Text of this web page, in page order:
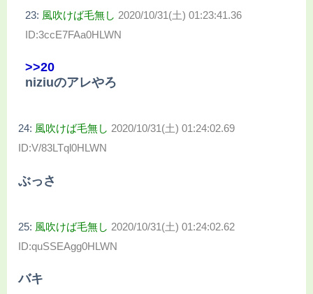
23: 風吹けば毛無し 2020/10/31(土) 01:23:41.36
ID:3ccE7FAa0HLWN
>>20
niziuのアレやろ
24: 風吹けば毛無し 2020/10/31(土) 01:24:02.69
ID:V/83LTql0HLWN
ぶっさ
25: 風吹けば毛無し 2020/10/31(土) 01:24:02.62
ID:quSSEAgg0HLWN
バキ